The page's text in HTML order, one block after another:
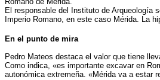
El responsable del Instituto de Arqueología
Imperio Romano, en este caso Mérida. La
En el punto de mira
Pedro Mateos destaca el valor que tiene
Como indica, «es importante excavar en
autonómica extremeña. «Mérida va a estar